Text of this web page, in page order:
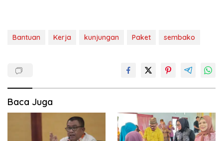
Bantuan Kerja kunjungan Paket sembako
Baca Juga